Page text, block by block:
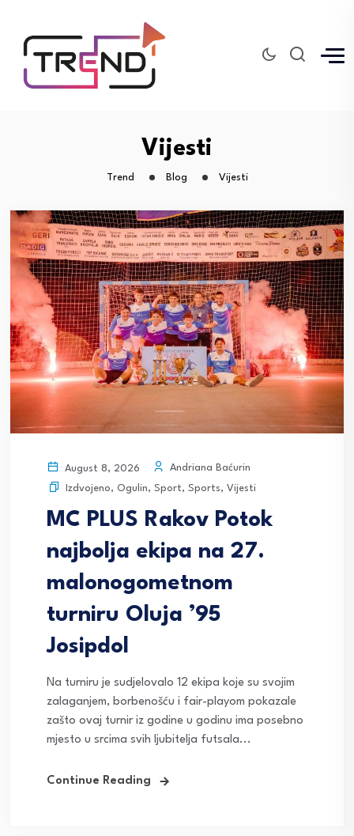
Vijesti
Trend Blog Vijesti
August 8, 2026
Andriana Baćurin
Izdvojeno, Ogulin, Sport, Sports, Vijesti
MC PLUS Rakov Potok
najbolja ekipa na 27.
malonogometnom
turniru Oluja ’95
Josipdol
Na turniru je sudjelovalo 12 ekipa koje su svojim
zalaganjem, borbenošću i fair-playom pokazale
zašto ovaj turnir iz godine u godinu ima posebno
mjesto u srcima svih ljubitelja futsala...
Continue Reading